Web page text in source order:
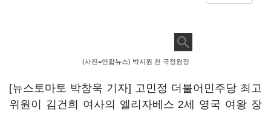
(사진=연합뉴스) 박지원 전 국정원장
[뉴스토마토 박창욱 기자] 고민정 더불어민주당 최고
위원이 김건희 여사의 엘리자베스 2세 영국 여왕 장